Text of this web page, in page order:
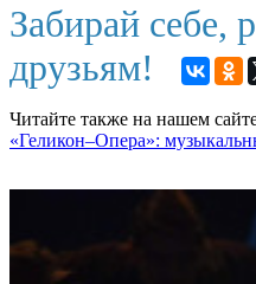
Забирай себе,
друзьям!
Читайте также на нашем
«Геликон–Опера»: